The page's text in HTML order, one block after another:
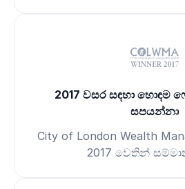
2017 වසර සඳහා හොඳම
සපයන්නා
City of London Wealth
2017 වෙතින්